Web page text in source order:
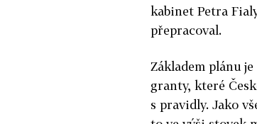
kabinet Petra
přepracoval.
Základem plánu
granty, které
s pravidly. Jako